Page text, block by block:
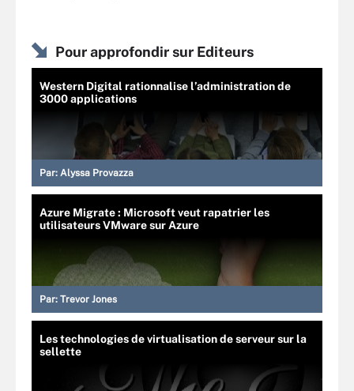
Pour approfondir sur Editeurs
Western Digital rationnalise l’administration de
3000 applications
Par: Alyssa Provazza
Azure Migrate : Microsoft veut rapatrier les
utilisateurs VMware sur Azure
Par: Trevor Jones
Les technologies de virtualisation de serveur sur la
sellette